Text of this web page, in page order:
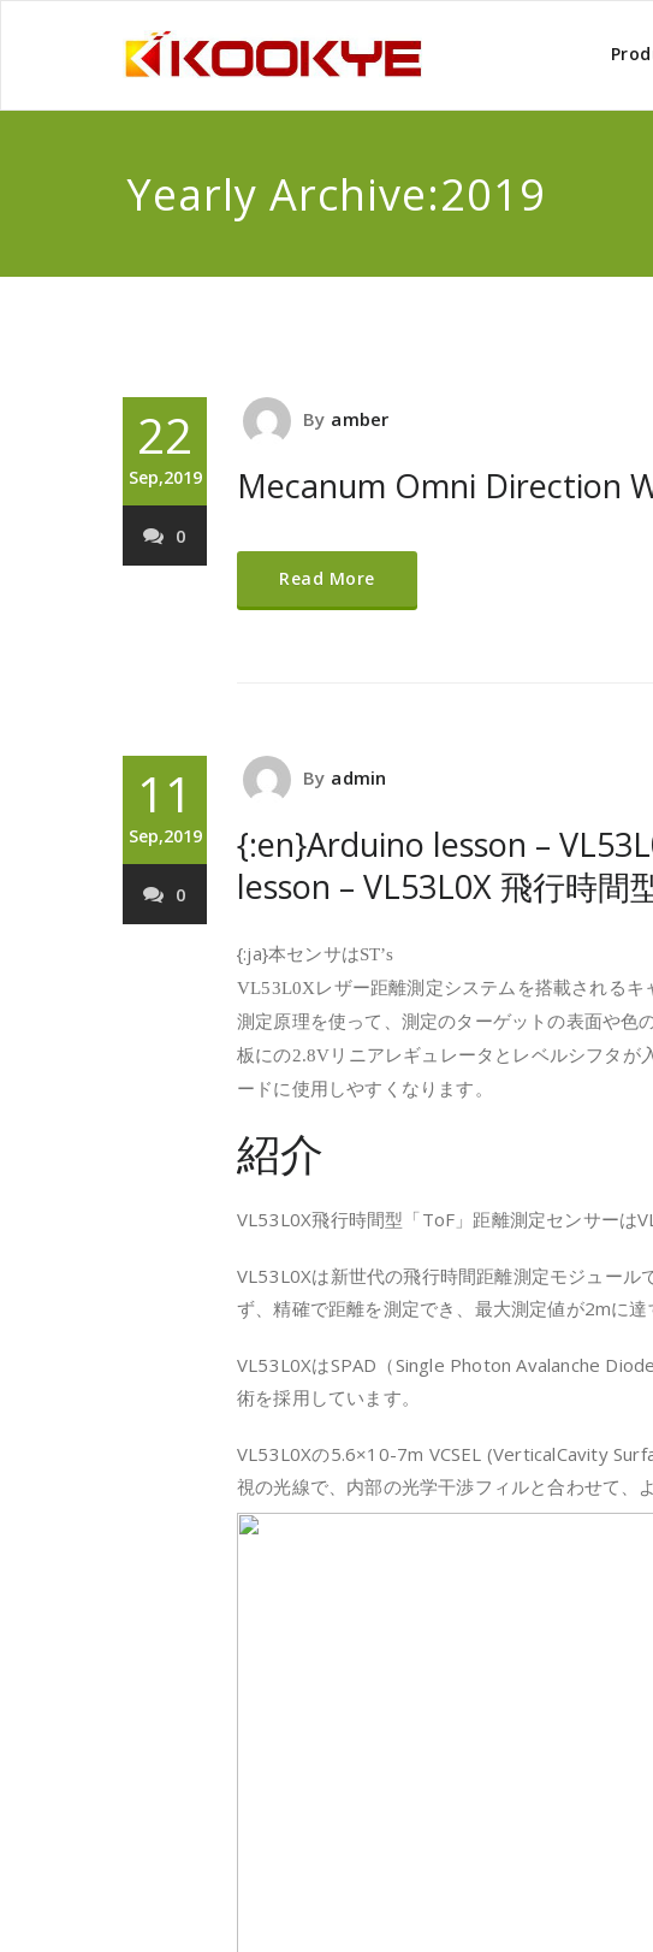
Yearly Archive:2019
22
Sep,2019
0
By amber
Mecanum Omni Direction
Read More
11
Sep,2019
0
By admin
{:en}Arduino lesson –
lesson – VL53L0X 飛行時
{:ja}本センサはST’s
VL53L0Xレザー距離測定システムを搭載される
測定原理を使って、測定のターゲットの表面や色
板にの2.8Vリニアレギュレータとレベルシフタが
ードに使用しやすくなります。
紹介
VL53L0X飛行時間型「ToF」距離測定センサーは
VL53L0Xは新世代の飛行時間距離測定モジュー
ず、精確で距離を測定でき、最大測定値が2mに
VL53L0XはSPAD（Single Photon Avalanche
術を採用しています。
VL53L0Xの5.6×10-7m VCSEL (VerticalCavity
視の光線で、内部の光学干渉フィルと合わせて、